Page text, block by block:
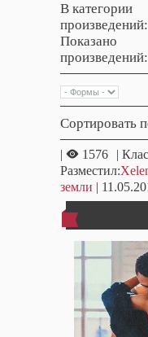
В категории
произведений:
Показано
произведений:
Сортировать
| 1576 |
Разместил:
земли |